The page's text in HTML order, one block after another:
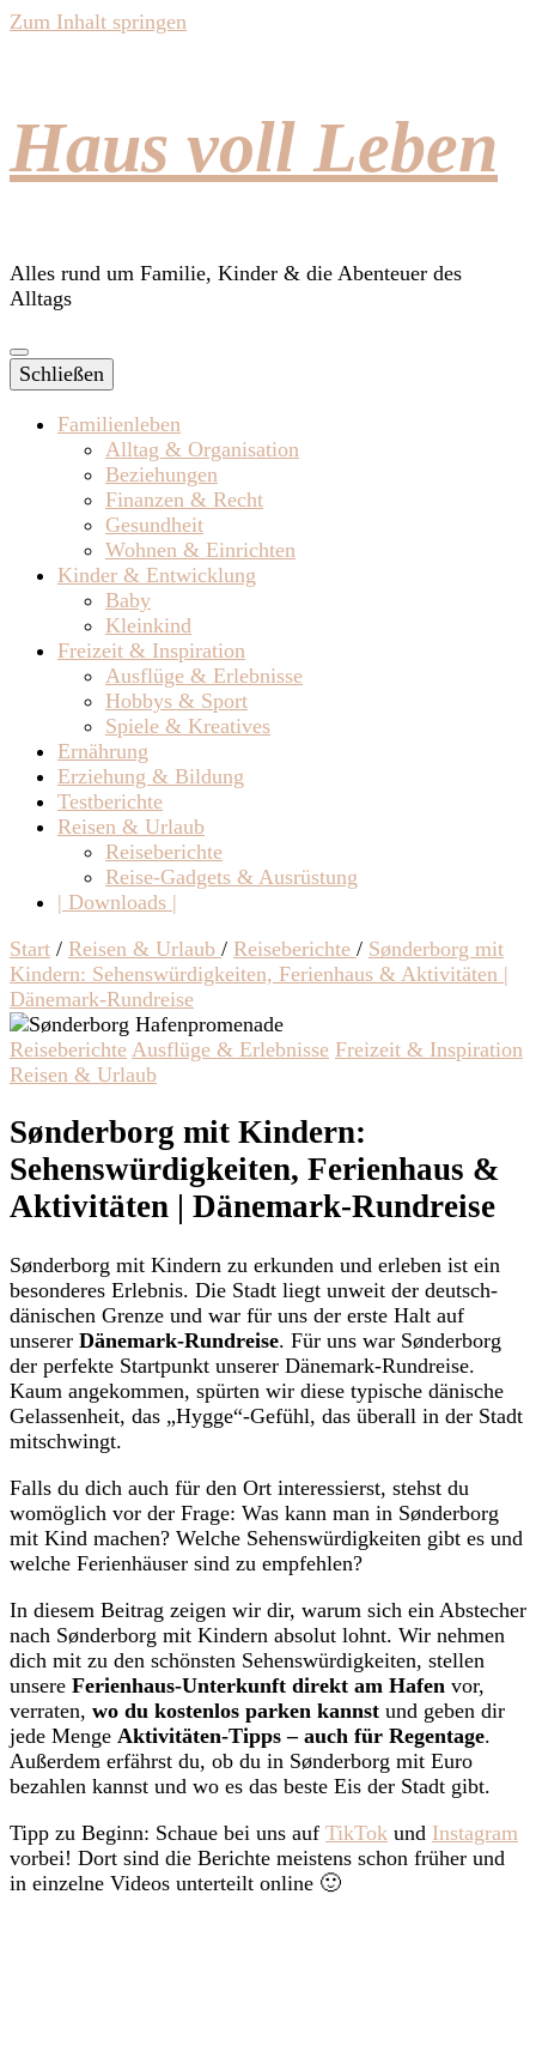
Zum Inhalt springen
Haus voll Leben
Alles rund um Familie, Kinder & die Abenteuer des
Alltags
Schließen
Familienleben
Alltag & Organisation
Beziehungen
Finanzen & Recht
Gesundheit
Wohnen & Einrichten
Kinder & Entwicklung
Baby
Kleinkind
Freizeit & Inspiration
Ausflüge & Erlebnisse
Hobbys & Sport
Spiele & Kreatives
Ernährung
Erziehung & Bildung
Testberichte
Reisen & Urlaub
Reiseberichte
Reise-Gadgets & Ausrüstung
| Downloads |
Start / Reisen & Urlaub / Reiseberichte / Sønderborg mit
Kindern: Sehenswürdigkeiten, Ferienhaus & Aktivitäten |
Dänemark-Rundreise
Reiseberichte Ausflüge & Erlebnisse Freizeit & Inspiration
Reisen & Urlaub
Sønderborg mit Kindern:
Sehenswürdigkeiten, Ferienhaus &
Aktivitäten | Dänemark-Rundreise
Sønderborg mit Kindern zu erkunden und erleben ist ein
besonderes Erlebnis. Die Stadt liegt unweit der deutsch-
dänischen Grenze und war für uns der erste Halt auf
unserer Dänemark-Rundreise. Für uns war Sønderborg
der perfekte Startpunkt unserer Dänemark-Rundreise.
Kaum angekommen, spürten wir diese typische dänische
Gelassenheit, das „Hygge“-Gefühl, das überall in der Stadt
mitschwingt.
Falls du dich auch für den Ort interessierst, stehst du
womöglich vor der Frage: Was kann man in Sønderborg
mit Kind machen? Welche Sehenswürdigkeiten gibt es und
welche Ferienhäuser sind zu empfehlen?
In diesem Beitrag zeigen wir dir, warum sich ein Abstecher
nach Sønderborg mit Kindern absolut lohnt. Wir nehmen
dich mit zu den schönsten Sehenswürdigkeiten, stellen
unsere Ferienhaus-Unterkunft direkt am Hafen vor,
verraten, wo du kostenlos parken kannst und geben dir
jede Menge Aktivitäten-Tipps – auch für Regentage.
Außerdem erfährst du, ob du in Sønderborg mit Euro
bezahlen kannst und wo es das beste Eis der Stadt gibt.
Tipp zu Beginn: Schaue bei uns auf TikTok und Instagram
vorbei! Dort sind die Berichte meistens schon früher und
in einzelne Videos unterteilt online 🙂